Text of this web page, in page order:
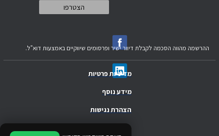
מדיניות פרטיות
מידע נוסף
הצהרת נגישות
ההרשמה מהווה הסכמה לקבלת דיוור ישיר ופרסומים שיווקיים באמצעות דוא"ל.